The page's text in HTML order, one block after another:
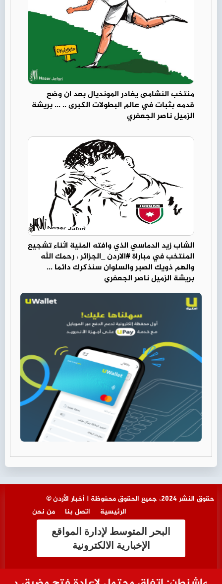
منتخب النشامى يغادر المونديال بعد ان وضع
قدمه بثبات في عالم البطولات الكبرى .. ... بريشة
الزميل ناصر الجعفري
الشاب زيد الدماسي الذي وافته المنية اثناء تشجيع
المنتخب في مباراة #الاردن _الجزائر ، رحمك الله
والهم ذويك الصبر والسلوان سنذكرك دائما ...
بريشة الزميل ناصر الجعفري
© حقوق النشر 2024، جميع الحقوق محفوظة | أخبار الأردن
من نحن
اتصل بنا الرئيسية
البحر المتوسط لإدارة المواقع
الإخبارية الالكترونية